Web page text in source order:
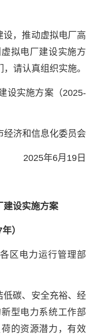
，推动虚拟电厂高
拟电厂建设实施方
请认真组织实施。
设实施方案（2025-
经济和信息化委员会
2025年6月19日
建设实施方案
）
区电力运行管理部
低碳、安全充裕、经
型电力系统工作部
的资源潜力，有效